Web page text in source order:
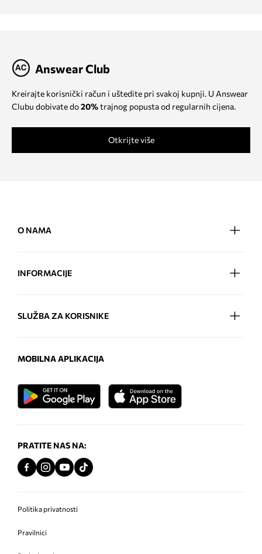
Answear Club
Kreirajte korisnički račun i uštedite pri svakoj kupnji. U Answear
Clubu dobivate do20%trajnog popusta od regularnih cijena.
Otkrijte više
O NAMA
INFORMACIJE
SLUŽBA ZA KORISNIKE
MOBILNA APLIKACIJA
PRATITE NAS NA:
Politika privatnosti
Pravilnici